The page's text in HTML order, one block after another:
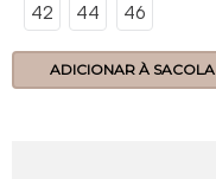
42 44 46
ADICIONAR À SACOLA